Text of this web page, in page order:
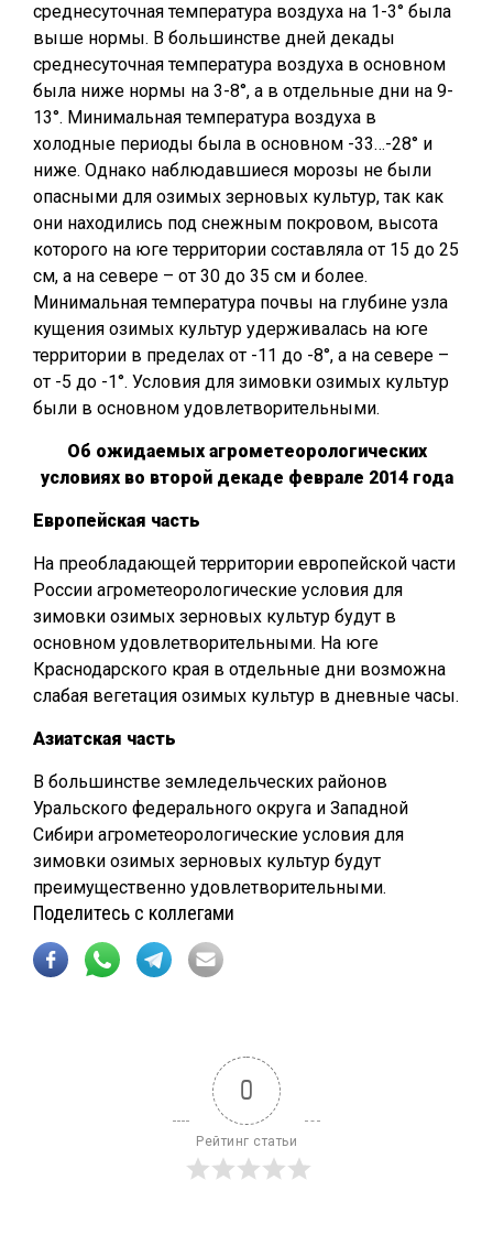
среднесуточная температура воздуха на 1-3° была
выше нормы. В большинстве дней декады
среднесуточная температура воздуха в основном
была ниже нормы на 3-8°, а в отдельные дни на 9-
13°. Минимальная температура воздуха в
холодные периоды была в основном -33…-28° и
ниже. Однако наблюдавшиеся морозы не были
опасными для озимых зерновых культур, так как
они находились под снежным покровом, высота
которого на юге территории составляла от 15 до 25
см, а на севере – от 30 до 35 см и более.
Минимальная температура почвы на глубине узла
кущения озимых культур удерживалась на юге
территории в пределах от -11 до -8°, а на севере –
от -5 до -1°. Условия для зимовки озимых культур
были в основном удовлетворительными.
Об ожидаемых агрометеорологических
условиях во второй декаде феврале 2014 года
Европейская часть
На преобладающей территории европейской части
России агрометеорологические условия для
зимовки озимых зерновых культур будут в
основном удовлетворительными. На юге
Краснодарского края в отдельные дни возможна
слабая вегетация озимых культур в дневные часы.
Азиатская часть
В большинстве земледельческих районов
Уральского федерального округа и Западной
Сибири агрометеорологические условия для
зимовки озимых зерновых культур будут
преимущественно удовлетворительными.
Поделитесь с коллегами
0
Рейтинг статьи